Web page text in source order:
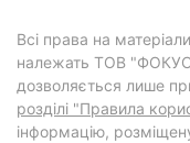
Всі права на
належать ТОВ "ФОКУС
дозволяється лише
розділі "Правила
інформацію,